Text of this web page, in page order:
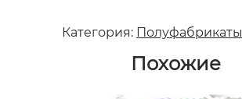
Категория: Полуфабрикаты
Похожие